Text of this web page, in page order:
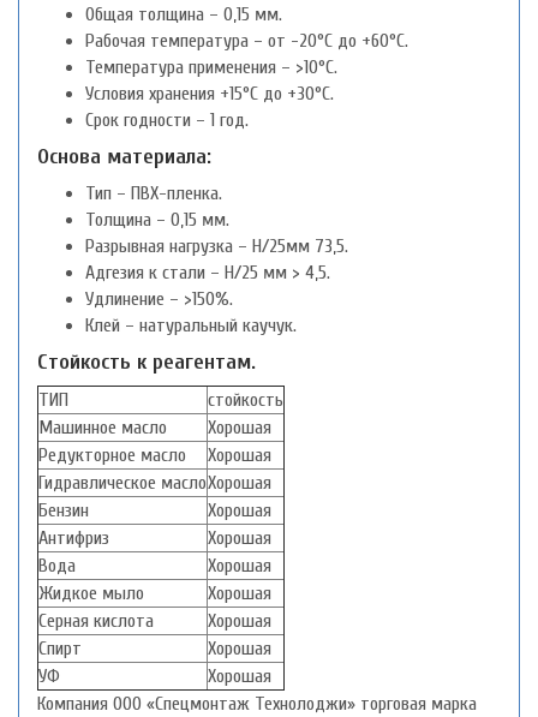
Общая толщина – 0,15 мм.
Рабочая температура – от -20°C до +60°C.
Температура применения – >10°C.
Условия хранения +15°C до +30°C.
Срок годности – 1 год.
Основа материала:
Тип – ПВХ-пленка.
Толщина – 0,15 мм.
Разрывная нагрузка – Н/25мм 73,5.
Адгезия к стали – Н/25 мм > 4,5.
Удлинение – >150%.
Клей – натуральный каучук.
Стойкость к реагентам.
ТИП
стойкость
Машинное масло
Хорошая
Редукторное масло
Хорошая
Гидравлическое маслоХорошая
Бензин
Хорошая
Антифриз
Хорошая
Вода
Хорошая
Жидкое мыло
Хорошая
Серная кислота
Хорошая
Спирт
Хорошая
УФ
Хорошая
Компания ООО «Спецмонтаж Технолоджи» торговая марка